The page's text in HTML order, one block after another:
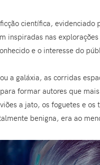
científica,
inspiradas nas
e o interesse do
a galáxia, as corridas
formar autores que
a jato, os foguetes e
benigna, era ao